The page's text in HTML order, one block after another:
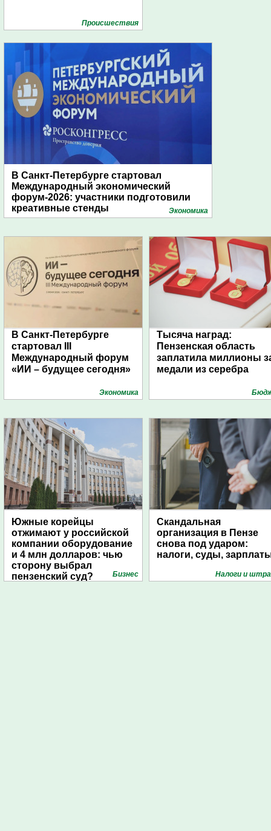
Проиcшествия
В Санкт-Петербурге стартовал
Международный экономический
форум-2026: участники подготовили
креативные стенды
Экономика
В Санкт-Петербурге
стартовал III
Международный форум
«ИИ – будущее сегодня»
Экономика
Тысяча наград:
Пензенская область
заплатила миллионы
медали из серебра
Южные корейцы
отжимают у российской
компании оборудование
и 4 млн долларов: чью
сторону выбрал
пензенский суд?
Бизнес
Скандальная
организация в Пензе
снова под ударом:
налоги, суды,
Налоги и